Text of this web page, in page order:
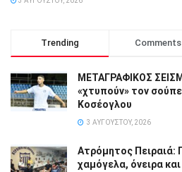
Trending Comments
ΜΕΤΑΓΡΑΦΙΚΟΣ
«χτυπούν» τον
Κοσέογλου
3 ΑΥΓΟΎΣΤΟΥ, 2026
Ατρόμητος Πειραιά:
χαμόγελα, όνειρα